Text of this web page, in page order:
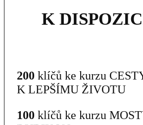
K
200 klíčů ke kurzu
K LEPŠÍMU ŽIVOTU
100 klíčů ke kurzu